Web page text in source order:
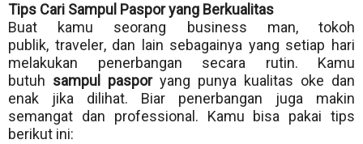
Tips Cari Sampul Paspor yang Berkualitas
Buat kamu seorang business man, tokoh
publik, traveler, dan lain sebagainya yang setiap hari
melakukan penerbangan secara rutin. Kamu
butuh sampul paspor yang punya kualitas oke dan
enak jika dilihat. Biar penerbangan juga makin
semangat dan professional. Kamu bisa pakai tips
berikut ini: